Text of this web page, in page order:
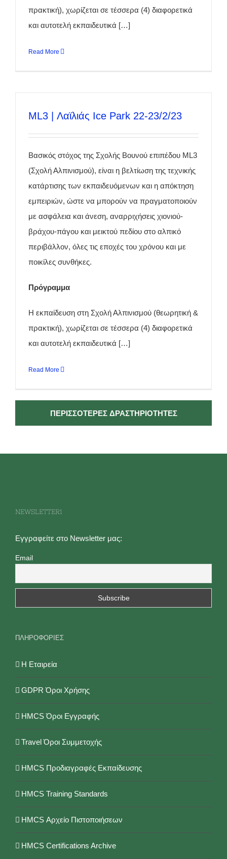
πρακτική), χωρίζεται σε τέσσερα (4) διαφορετικά
και αυτοτελή εκπαιδευτικά […]
Read More
ML3 | Λαϊλιάς Ice Park 22-23/2/23
Βασικός στόχος της Σχολής Βουνού επιπέδου ML3
(Σχολή Αλπινισμού), είναι η βελτίωση της τεχνικής
κατάρτισης των εκπαιδευόμενων και η απόκτηση
εμπειριών, ώστε να μπορούν να πραγματοποιούν
με ασφάλεια και άνεση, αναρριχήσεις χιονιού-
βράχου-πάγου και μεικτού πεδίου στο αλπικό
περιβάλλον, όλες τις εποχές του χρόνου και με
ποικίλες συνθήκες.
Πρόγραμμα
Η εκπαίδευση στη Σχολή Αλπινισμού (θεωρητική &
πρακτική), χωρίζεται σε τέσσερα (4) διαφορετικά
και αυτοτελή εκπαιδευτικά […]
Read More
ΠΕΡΙΣΣΌΤΕΡΕΣ ΔΡΑΣΤΗΡΙΌΤΗΤΕΣ
NEWSLETTER1
Εγγραφείτε στο Newsletter μας:
Email
ΠΛΗΡΟΦΟΡΙΕΣ
Η Εταιρεία
GDPR Όροι Χρήσης
HMCS Όροι Εγγραφής
Travel Όροι Συμμετοχής
HMCS Προδιαγραφές Εκπαίδευσης
HMCS Training Standards
HMCS Αρχείο Πιστοποιήσεων
HMCS Certifications Archive